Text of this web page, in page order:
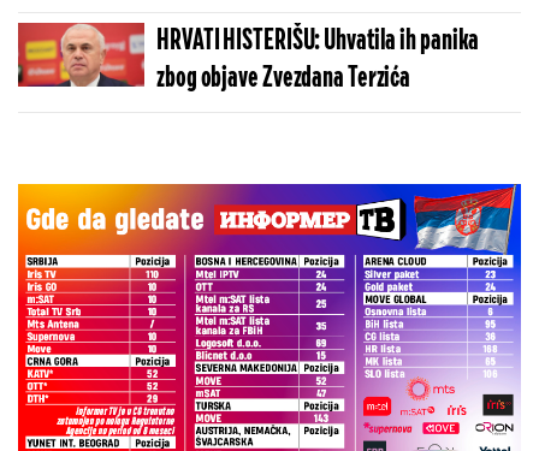
spektakl koji se čeka više od 100 godina
HRVATI HISTERIŠU: Uhvatila ih panika
zbog objave Zvezdana Terzića